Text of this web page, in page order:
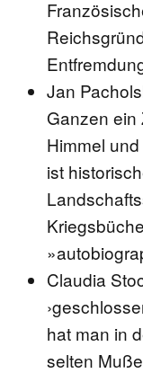
Jan
Ganzen ein
Himmel
ist
Claudia
hat man in
selten